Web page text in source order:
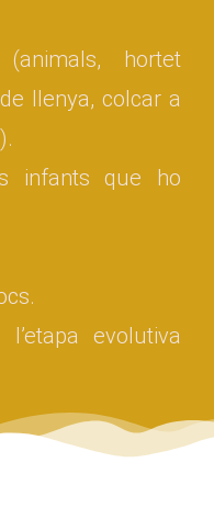
hortet
llenya, colcar a
infants que ho
evolutiva